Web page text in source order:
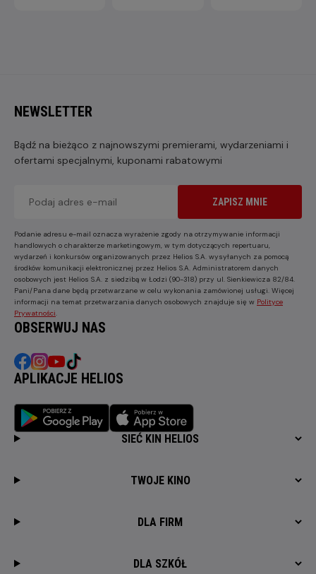
NEWSLETTER
Bądź na bieżąco z najnowszymi premierami, wydarzeniami i
ofertami specjalnymi, kuponami rabatowymi
ZAPISZ MNIE
Podanie adresu e-mail oznacza wyrażenie zgody na otrzymywanie informacji
handlowych o charakterze marketingowym, w tym dotyczących repertuaru,
wydarzeń i konkursów organizowanych przez Helios S.A. wysyłanych za pomocą
środków komunikacji elektronicznej przez Helios S.A. Administratorem danych
osobowych jest Helios S.A. z siedzibą w Łodzi (90-318) przy ul. Sienkiewicza 82/84.
Pani/Pana dane będą przetwarzane w celu wykonania zamówionej usługi. Więcej
informacji na temat przetwarzania danych osobowych znajduje się w Polityce
Prywatności
OBSERWUJ NAS
APLIKACJE HELIOS
SIEĆ KIN HELIOS
TWOJE KINO
DLA FIRM
DLA SZKÓŁ